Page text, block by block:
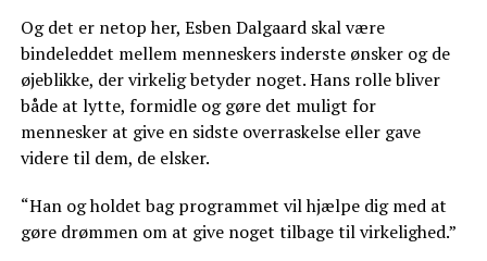
Og det er netop her, Esben Dalgaard skal være
bindeleddet mellem menneskers inderste ønsker og de
øjeblikke, der virkelig betyder noget. Hans rolle bliver
både at lytte, formidle og gøre det muligt for
mennesker at give en sidste overraskelse eller gave
videre til dem, de elsker.
“Han og holdet bag programmet vil hjælpe dig med at
gøre drømmen om at give noget tilbage til virkelighed.”